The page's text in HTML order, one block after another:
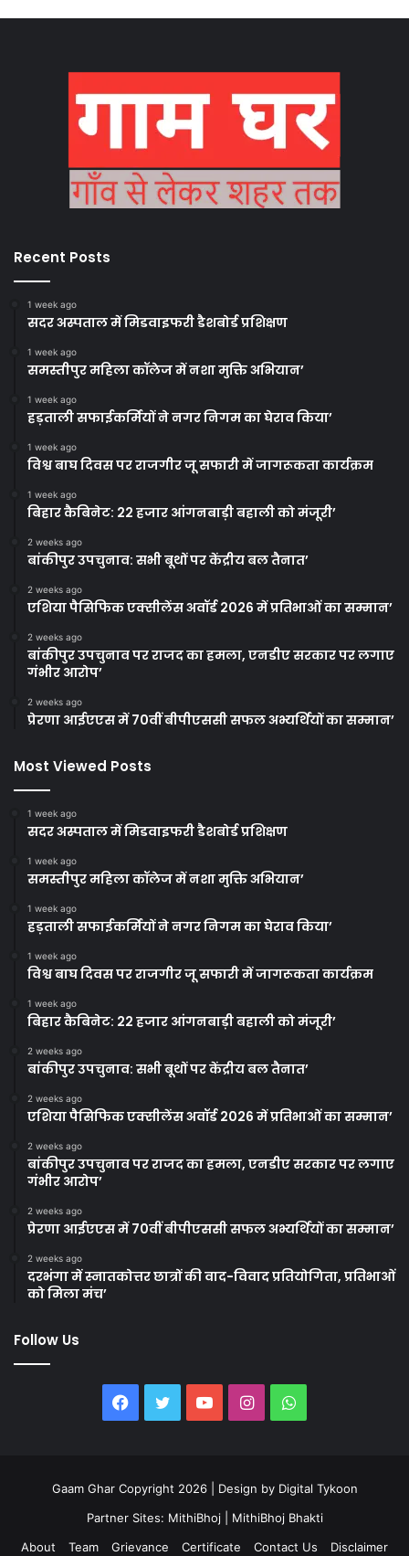
Recent Posts
1 week ago
सदर अस्पताल में मिडवाइफरी डैशबोर्ड प्रशिक्षण
1 week ago
समस्तीपुर महिला कॉलेज में नशा मुक्ति अभियान’
1 week ago
हड़ताली सफाईकर्मियों ने नगर निगम का घेराव किया’
1 week ago
विश्व बाघ दिवस पर राजगीर जू सफारी में जागरूकता कार्यक्रम
1 week ago
बिहार कैबिनेट: 22 हजार आंगनबाड़ी बहाली को मंजूरी’
2 weeks ago
बांकीपुर उपचुनाव: सभी बूथों पर केंद्रीय बल तैनात’
2 weeks ago
एशिया पैसिफिक एक्सीलेंस अवॉर्ड 2026 में प्रतिभाओं का सम्मान’
2 weeks ago
बांकीपुर उपचुनाव पर राजद का हमला, एनडीए सरकार पर लगाए
गंभीर आरोप’
2 weeks ago
प्रेरणा आईएएस में 70वीं बीपीएससी सफल अभ्यर्थियों का सम्मान’
Most Viewed Posts
1 week ago
सदर अस्पताल में मिडवाइफरी डैशबोर्ड प्रशिक्षण
1 week ago
समस्तीपुर महिला कॉलेज में नशा मुक्ति अभियान’
1 week ago
हड़ताली सफाईकर्मियों ने नगर निगम का घेराव किया’
1 week ago
विश्व बाघ दिवस पर राजगीर जू सफारी में जागरूकता कार्यक्रम
1 week ago
बिहार कैबिनेट: 22 हजार आंगनबाड़ी बहाली को मंजूरी’
2 weeks ago
बांकीपुर उपचुनाव: सभी बूथों पर केंद्रीय बल तैनात’
2 weeks ago
एशिया पैसिफिक एक्सीलेंस अवॉर्ड 2026 में प्रतिभाओं का सम्मान’
2 weeks ago
बांकीपुर उपचुनाव पर राजद का हमला, एनडीए सरकार पर लगाए
गंभीर आरोप’
2 weeks ago
प्रेरणा आईएएस में 70वीं बीपीएससी सफल अभ्यर्थियों का सम्मान’
2 weeks ago
दरभंगा में स्नातकोत्तर छात्रों की वाद-विवाद प्रतियोगिता, प्रतिभाओं
को मिला मंच’
Follow Us
Facebook
TwitterYouTubeInstagramWhatsApp
Gaam Ghar Copyright 2026 | Design by Digital Tykoon
Partner Sites: MithiBhoj
MithiBhoj Bhakti
About
Team Grievance Certificate Contact Us Disclaimer